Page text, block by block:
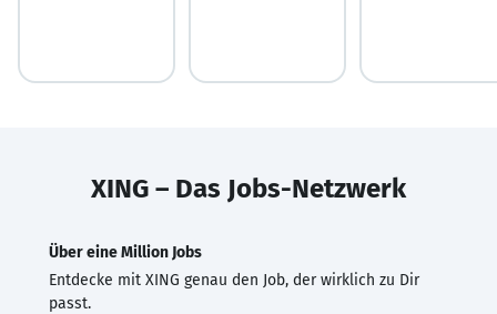
XING – Das Jobs-Netzwerk
Über eine Million Jobs
Entdecke mit XING genau den Job, der wirklich zu Dir
passt.